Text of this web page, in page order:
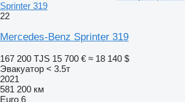
Sprinter 319
22
Mercedes-Benz Sprinter 319
167 200 TJS 15 700 € ≈ 18 140 $
Эвакуатор < 3.5т
2021
581 200 км
Euro 6